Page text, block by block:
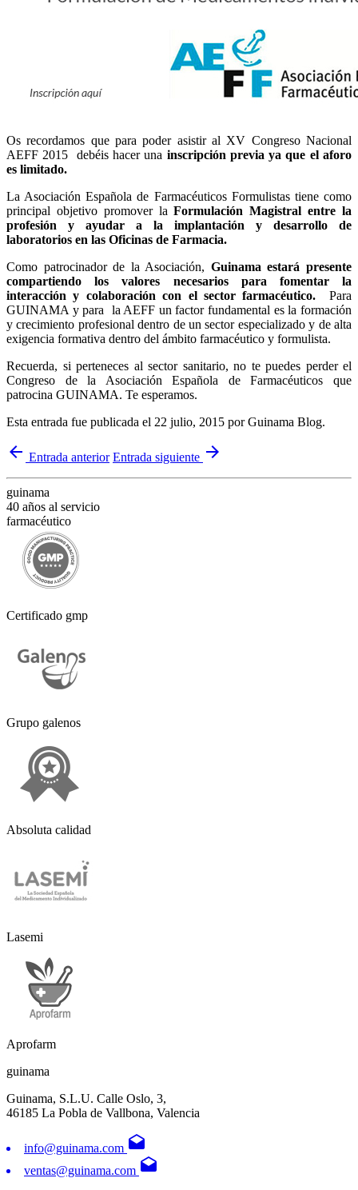
Os recordamos que para poder asistir al XV Congreso Nacional
AEFF 2015 debéis hacer una inscripción previa ya que el aforo
es limitado.
La Asociación Española de Farmacéuticos Formulistas tiene como
principal objetivo promover laFormulación Magistral entre la
profesión y ayudar a la implantación y desarrollo de
laboratorios en las Oficinas de Farmacia.
Como patrocinador de la Asociación, Guinama estará presente
compartiendo los valores necesarios para fomentar la
interacción y colaboración con el sector farmacéutico.
Para
GUINAMA y para la AEFF un factor fundamental es la formación
y crecimiento profesional dentro de un sector especializado y de alta
exigencia formativa dentro del ámbito farmacéutico y formulista.
Recuerda, si perteneces al sector sanitario, no te puedes perder el
Congreso de la Asociación Española de Farmacéuticos que
patrocina GUINAMA. Te esperamos.
Esta entrada fue publicada el 22 julio, 2015 por Guinama Blog.
arrow_back Entrada anterior Entrada siguiente arrow_forward
guinama
40 años al servicio
farmacéutico
Certificado gmp
Grupo galenos
Absoluta calidad
Lasemi
Aprofarm
guinama
Guinama, S.L.U. Calle Oslo, 3,
46185 La Pobla de Vallbona, Valencia
info@guinama.com drafts
ventas@guinama.com drafts